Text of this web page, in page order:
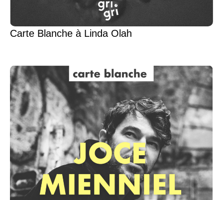
Carte Blanche à Linda Olah